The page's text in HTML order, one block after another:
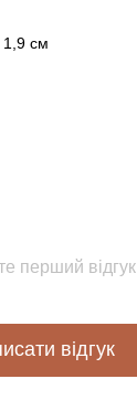
см
перший відгук
відгук